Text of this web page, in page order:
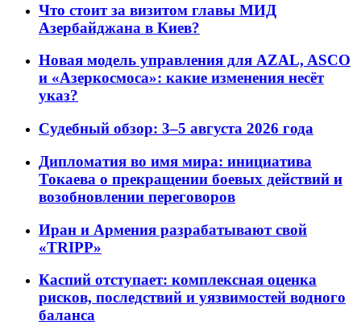
Что стоит за визитом главы МИД
Азербайджана в Киев?
Новая модель управления для AZAL, ASCO
и «Азеркосмоса»: какие изменения несёт
указ?
Судебный обзор: 3–5 августа 2026 года
Дипломатия во имя мира: инициатива
Токаева о прекращении боевых действий и
возобновлении переговоров
Иран и Армения разрабатывают свой
«TRIPP»
Каспий отступает: комплексная оценка
рисков, последствий и уязвимостей водного
баланса